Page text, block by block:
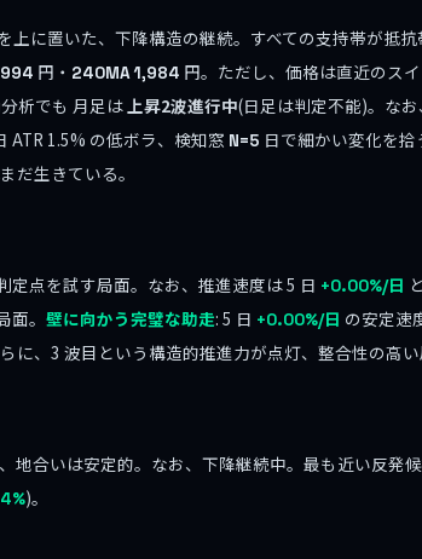
上に置いた、下降構造の継続。すべての支持帯が抵
円・ 240MA1,984 円。ただし、価格は直近のス
析でも 月足は上昇2波進行中(日足は判定不能)。な
ATR 1.5% の低ボラ、検知窓 N=5 日で細かい変化を
だ生きている。
定点を試す局面。なお、推進速度は 5 日 +0.00%/日
。 壁に向かう完璧な助走: 5 日 +0.00%/日 の安定速
に、3 波目という構造的推進力が点灯、整合性の高
地合いは安定的。なお、下降継続中。最も近い反発
)。